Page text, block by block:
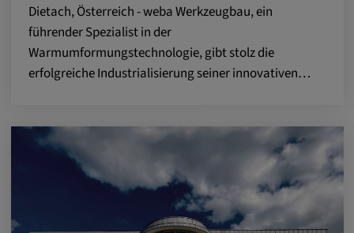
Dietach, Österreich - weba Werkzeugbau, ein
führender Spezialist in der
Warmumformungstechnologie, gibt stolz die
erfolgreiche Industrialisierung seiner innovativen…
und sonstige Informationen des Nutzers
Cookie Laufzeit:
Name:
VISITOR_INFO1_LIVE, YSC, CONSENT,
yt.innertube::nextId, yt.innertube::requests,
yt-remote-cast-installed, yt-remote-
connected-devices, yt-remote-device-id, yt-